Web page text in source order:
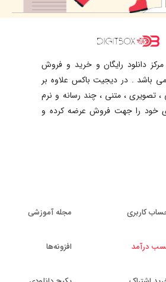
دانلود رایگان و خرید و فروش
می باشد . در دیجیت باکس علاوه بر
، تصویری ، متنی ، چند رسانه و نرم
های خود را جهت فروش عرضه کرده و
کاربری
درآمد
مجله آموزشی
افزونه‌ها